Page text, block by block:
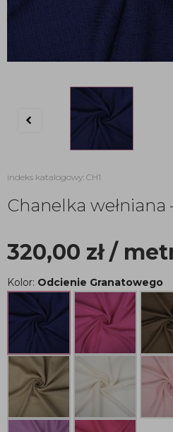
indeks katalogowy: CH1
Chanelka
320,00 zł/
Kolor: Odcienie Granatowego